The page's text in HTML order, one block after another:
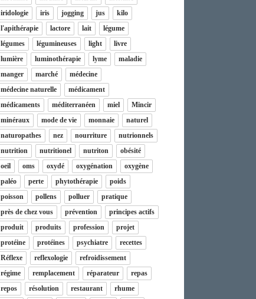
iridologie
iris jogging jus
kilo
l'apithérapie
lactore lait
légume
légumes
légumineuses light
livre
lumière
luminothérapie lyme
maladie
manger
marché
médecine
médecine naturelle
médicament
médicaments
méditerranéen miel
Mincir
minéraux
mode de vie monnaie
naturel
naturopathes
nez nourriture
nutrionnels
nutrition
nutritionel nutriton
obésité
oeil
oms oxydé oxygénation
oxygène
paléo
perte phytothérapie
poids
poisson
pollens polluer
pratique
près de chez vous
prévention
principes actifs
produit
produits profession
projet
protéine
protéines psychiatre
recettes
Réflexe
reflexologie
refroidissement
régime
remplacement réparateur
repas
repos
résolution restaurant
rhume